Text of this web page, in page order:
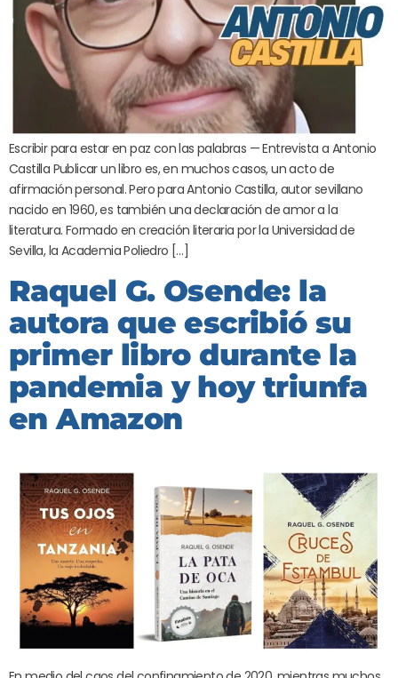
Escribir para estar en paz con las palabras — Entrevista a Antonio
Castilla Publicar un libro es, en muchos casos, un acto de
afirmación personal. Pero para Antonio Castilla, autor sevillano
nacido en 1960, es también una declaración de amor a la
literatura. Formado en creación literaria por la Universidad de
Sevilla, la Academia Poliedro […]
Raquel G. Osende: la
autora que escribió su
primer libro durante la
pandemia y hoy triunfa
en Amazon